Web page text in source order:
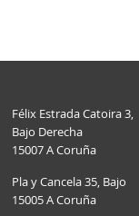
Félix Estrada Catoira 3,
Bajo Derecha
15007 A Coruña
Pla y Cancela 35, Bajo
15005 A Coruña